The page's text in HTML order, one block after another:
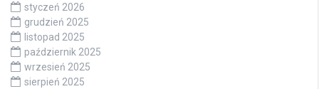
styczeń 2026
grudzień 2025
listopad 2025
październik 2025
wrzesień 2025
sierpień 2025